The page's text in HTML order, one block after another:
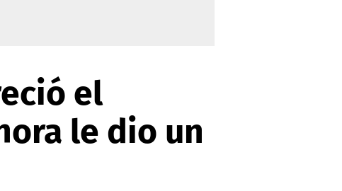
el
le dio un